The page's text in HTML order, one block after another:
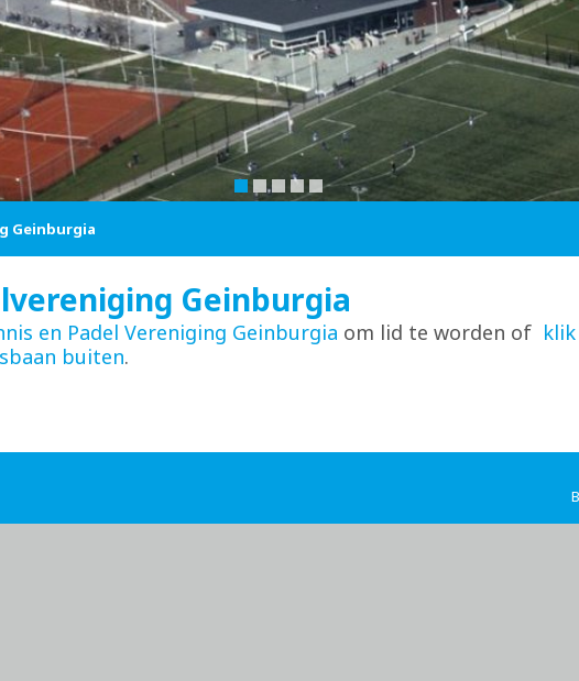
Geinburgia
Geinburgia
en Padel Vereniging Geinburgia om lid te worden of
buiten.